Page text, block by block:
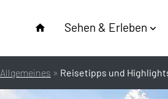
home Sehen & Erleben
Allgemeines » Reisetipps und